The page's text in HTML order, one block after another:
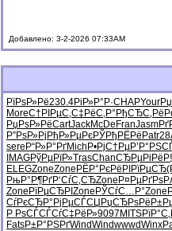
Добавлено: 3-2-2026 07:33AM
РїРѕР»Рё230.4РіР»Р°Р·CHAPYour
MoreС†РІРµС‚С‡РёС‚Р° РђСЂС‚Рё
РџРѕР»РёCartJackMcDe FranJasm
Р”РѕР»Рј РђР»РµРєРЎРђРЁРё Patr
sere Р“Р»Р°РґMich Р•РјС†Рµ
IMAGРўРµРїР»TrasChanСЂРµРіРё
ELEGZoneZone РЁР°РєРё РІРїРµСЂ
РњР°Р¶РґР‘СѓС‚СЂZone Р¤РµРґРѕ
Zone РїРµСЂРІ Zone РЎСѓС…Р°Zone
СѓРєСЂР° РјРµСЃСЏ РџСЂРѕРё
Р РѕСЃСЃСѓС‡РёР»9097 MITS
FatsР±Р°РЅРґWindWindwwwdWinx